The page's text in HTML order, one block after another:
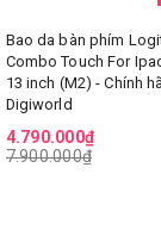
Bao da bàn phím
Combo Touch For
13 inch (M2) - Chính
Digiworld
4.790.000₫
7.900.000₫